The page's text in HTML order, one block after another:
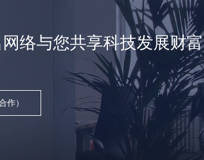
络与您共享科技发展财富
作）